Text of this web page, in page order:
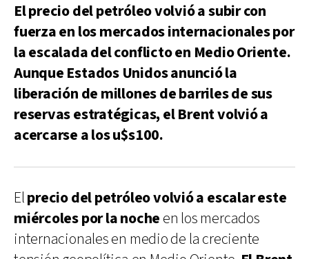
El precio del petróleo volvió a subir con
fuerza en los mercados internacionales por
la escalada del conflicto en Medio Oriente.
Aunque Estados Unidos anunció la
liberación de millones de barriles de sus
reservas estratégicas, el Brent volvió a
acercarse a los u$s100.
Elprecio del petróleo volvió a escalar este
miércoles por la noche en los mercados
internacionales en medio de la creciente